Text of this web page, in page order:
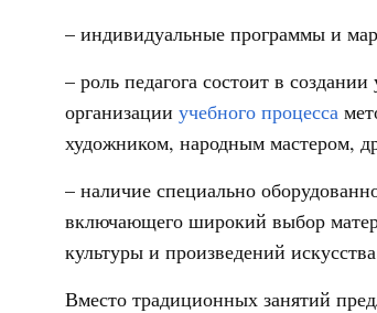
– индивидуальные программы и
– роль педагога состоит в
организации учебного процесса
художником, народным мастером,
– наличие специально
включающего широкий выбор
культуры и произведений
Вместо традиционных занятий